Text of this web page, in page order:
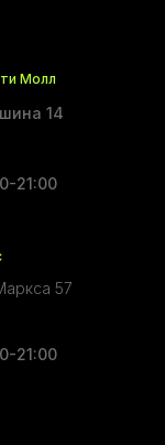
Молл
14
21:00
57
21:00